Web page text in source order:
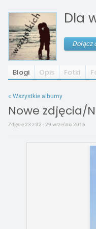
Dla
Dołącz
Blogi Opis Fotki
« Wszystkie albumy
Nowe zdjęcia/
Zdjęcie 23 z 32 · 29 września 2016